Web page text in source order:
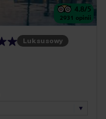
4.8/5
2931 opinii
Luksusowy